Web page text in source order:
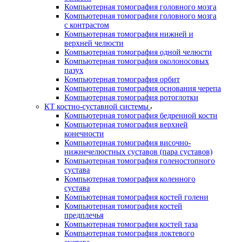
Компьютерная томография головного мозга
Компьютерная томография головного мозга
с контрастом
Компьютерная томография нижней и
верхней челюсти
Компьютерная томография одной челюсти
Компьютерная томография околоносовых
пазух
Компьютерная томография орбит
Компьютерная томография основания черепа
Компьютерная томография ротоглотки
КТ костно-суставной системы
Компьютерная томография бедренной кости
Компьютерная томография верхней
конечности
Компьютерная томография височно-
нижнечелюстных суставов (пара суставов)
Компьютерная томография голеностопного
сустава
Компьютерная томография коленного
сустава
Компьютерная томография костей голени
Компьютерная томография костей
предплечья
Компьютерная томография костей таза
Компьютерная томография локтевого